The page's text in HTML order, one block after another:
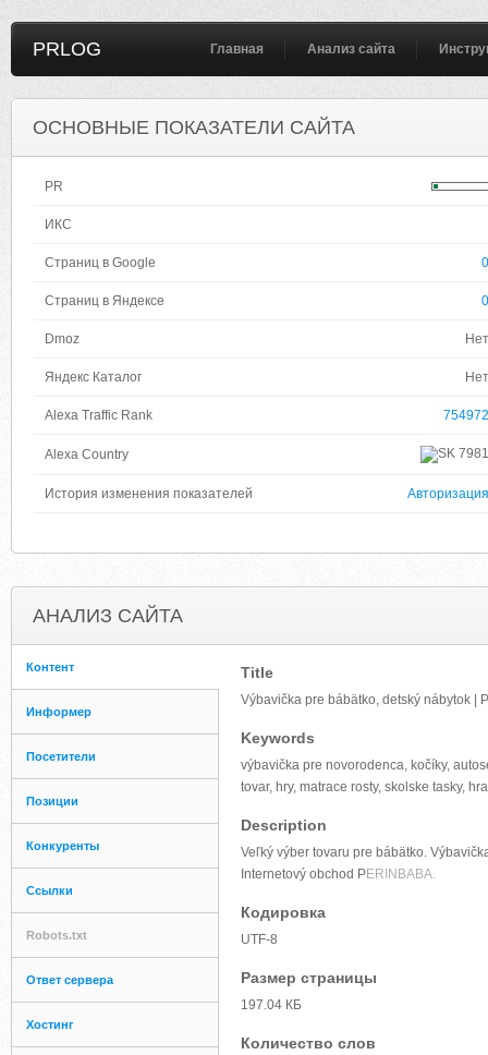
PRLOG Главная Анализ сайта
ОСНОВНЫЕ ПОКАЗАТЕЛИ САЙТА
PR
ИКС
Страниц в Google 0
Страниц в Яндексе 0
Dmoz Нет
Яндекс Каталог Нет
Alexa Traffic Rank 754972
Alexa Country 7981
История изменения показателей Авторизация
АНАЛИЗ САЙТА
Контент
Информер
Посетители
Позиции
Конкуренты
Ссылки
Robots.txt
Ответ сервера
Хостинг
Title
Výbavička pre bábätko, detský nábytok |
Keywords
výbavička pre novorodenca, kočíky,
tovar, hry, matrace rosty, skolske tasky,
Description
Veľký výber tovaru pre bábätko.
Internetový obchod PERINBABA.
Кодировка
UTF-8
Размер страницы
197.04 КБ
Количество слов